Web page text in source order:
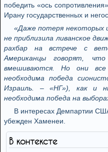
победить «ось
Ирану государственных и
«Даже потеря некоторых
не приблизила ливанское
рахбар на встрече с
Американцы говорят,
вмешиваются. Но они
необходима победа
Израиль. – «НГ»), как и
необходима победа на
В интересах Демпартии
убежден Хаменеи.
В контексте